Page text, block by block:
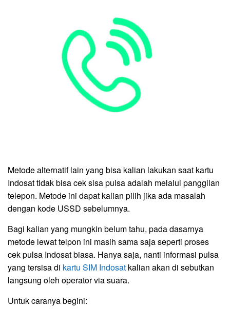
Metode alternatif lain yang bisa kalian lakukan saat kartu
Indosat tidak bisa cek sisa pulsa adalah melalui panggilan
telepon. Metode ini dapat kalian pilih jika ada masalah
dengan kode USSD sebelumnya.
Bagi kalian yang mungkin belum tahu, pada dasarnya
metode lewat telpon ini masih sama saja seperti proses
cek pulsa Indosat biasa. Hanya saja, nanti informasi pulsa
yang tersisa di kartu SIM Indosat kalian akan di sebutkan
langsung oleh operator via suara.
Untuk caranya begini: